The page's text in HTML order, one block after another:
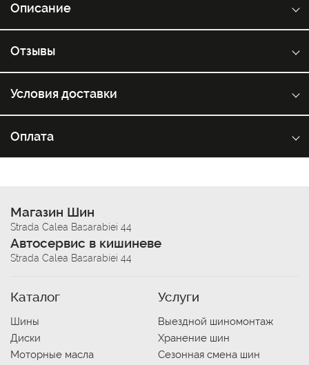
Описание
Отзывы
Условия доставки
Оплата
Магазин Шин
Strada Calea Basarabiei 44
Автосервис в кишиневе
Strada Calea Basarabiei 44
Каталог
Шины
Диски
Моторные масла
Услуги
Выездной шиномонтаж
Хранение шин
Сезонная смена шин